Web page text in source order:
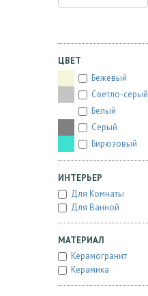
ЦВЕТ
Бежевый
Светло-серый
Белый
Серый
Бирюзовый
ИНТЕРЬЕР
Для Комнаты
Для Ванной
МАТЕРИАЛ
Керамогранит
Керамика